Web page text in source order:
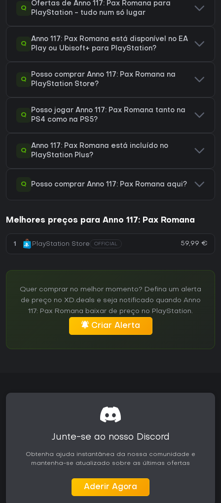
Q
Ofertas de Anno 117: Pax Romana para
PlayStation - tudo num só lugar
Q
Anno 117: Pax Romana está disponível no EA
Play ou Ubisoft+ para PlayStation?
Q
Posso comprar Anno 117: Pax Romana na
PlayStation Store?
Q
Posso jogar Anno 117: Pax Romana tanto na
PS4 como na PS5?
Q
Anno 117: Pax Romana está incluído no
PlayStation Plus?
Q Posso comprar Anno 117: Pax Romana aqui?
Melhores preços para Anno 117: Pax Romana
1 PlayStation Store OFFICIAL 59,99 €
Quer comprar no melhor momento? Defina um alerta
de preço no XD.deals e seja notificado quando Anno
117: Pax Romana baixar de preço no PlayStation.
Criar Alerta
Junte-se ao nosso Discord
Obtenha ajuda instantânea da nossa comunidade e
mantenha-se atualizado sobre as últimas ofertas
Aderir Agora